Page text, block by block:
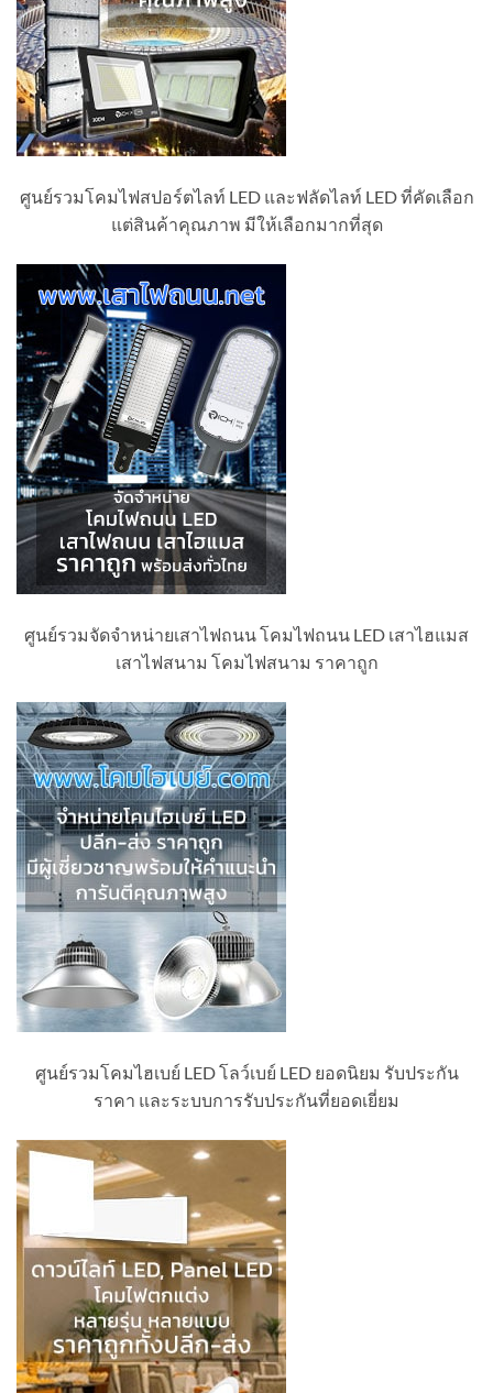
ศูนย์รวมโคมไฟสปอร์ตไลท์ LED และฟลัดไลท์ LED ที่คัดเลือก
แต่สินค้าคุณภาพ มีให้เลือกมากที่สุด
ศูนย์รวมจัดจำหน่ายเสาไฟถนน โคมไฟถนน LED เสาไฮแมส
เสาไฟสนาม โคมไฟสนาม ราคาถูก
ศูนย์รวมโคมไฮเบย์ LED โลว์เบย์ LED ยอดนิยม รับประกัน
ราคา และระบบการรับประกันที่ยอดเยี่ยม